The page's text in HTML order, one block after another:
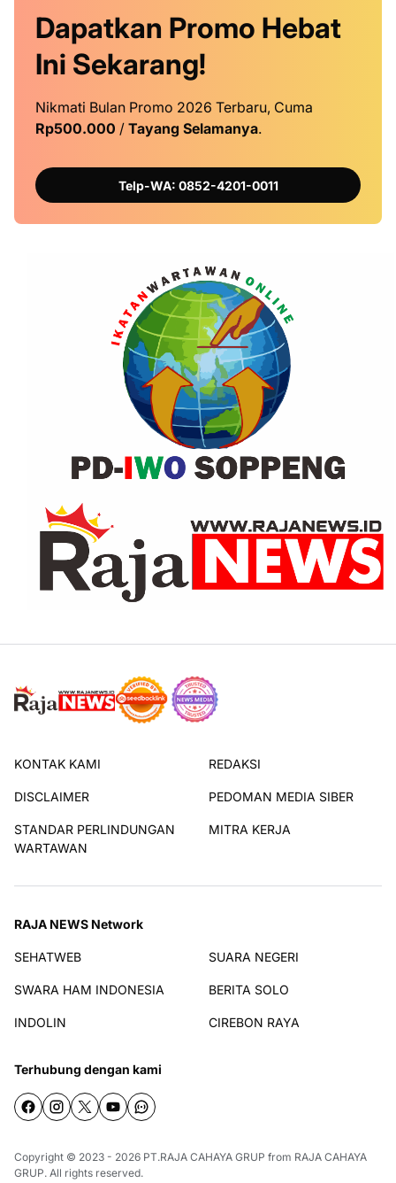
Dapatkan Promo Hebat
Ini Sekarang!
Nikmati Bulan Promo 2026 Terbaru, Cuma
Rp500.000 / Tayang Selamanya.
Telp-WA: 0852-4201-0011
KONTAK KAMI REDAKSI
DISCLAIMER PEDOMAN MEDIA SIBER
STANDAR PERLINDUNGAN
WARTAWAN
MITRA KERJA
RAJA NEWS Network
SEHATWEB SUARA NEGERI
SWARA HAM INDONESIA BERITA SOLO
INDOLIN CIREBON RAYA
Terhubung dengan kami
Copyright © 2023 - 2026 PT.RAJA CAHAYA GRUP from RAJA CAHAYA
GRUP. All rights reserved.